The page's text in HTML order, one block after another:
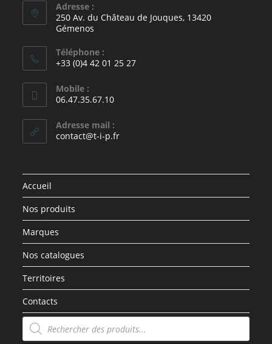
Adresse :
250 Av. du Château de Jouques, 13420
Gémenos
Téléphone :
+33 (0)4 42 01 25 27
Mobile :
06.47.35.67.10
Adresse mail :
contact@t-i-p.fr
Accueil
Nos produits
Marques
Nos catalogues
Territoires
Contacts
Recherche
de
produits